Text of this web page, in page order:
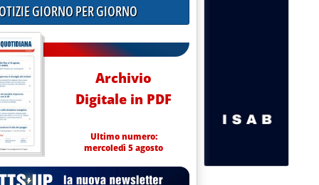
GIORNO PER GIORNO
Archivio
Digitale in PDF
Ultimo numero:
mercoledì 5 agosto